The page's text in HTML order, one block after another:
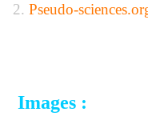
2. Pseudo-
Images :